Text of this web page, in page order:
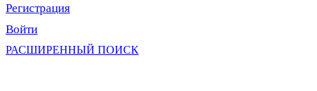
Регистрация
Войти
РАСШИРЕННЫЙ ПОИСК